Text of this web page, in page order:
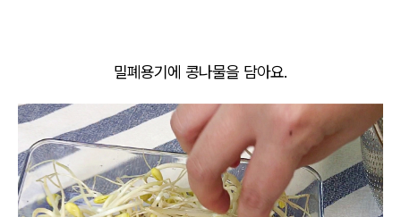
밀폐용기에 콩나물을 담아요.